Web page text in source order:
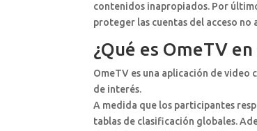
contenidos inapropiados. Por
proteger las cuentas del acceso no
¿Qué es OmeTV
OmeTV es una aplicación de video
de interés.
A medida que los participantes
tablas de clasificación globales.